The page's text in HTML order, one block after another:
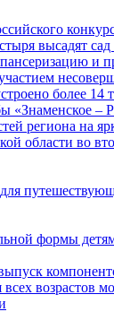
высадят сад
и
более 14
«Знаменское –
региона на
области во
формы
возрастов